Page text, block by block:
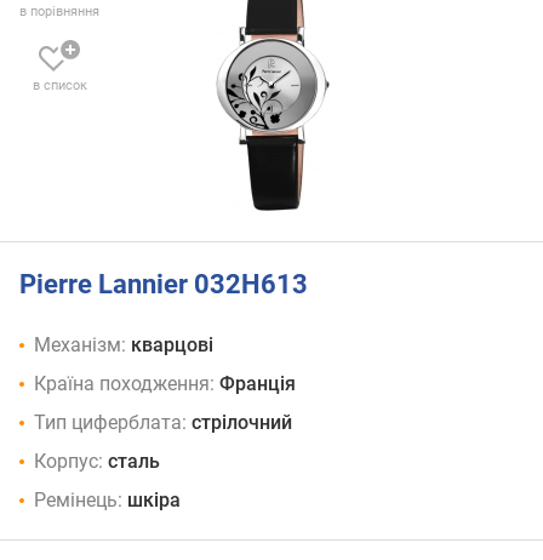
в порівняння
в список
Pierre Lannier 032H613
Механізм: кварцові
Країна походження: Франція
Тип циферблата: стрілочний
Корпус: сталь
Ремінець: шкіра